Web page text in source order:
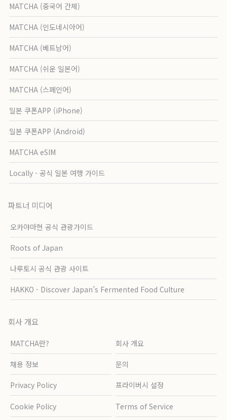
MATCHA (중국어 간체)
MATCHA (인도네시아어)
MATCHA (베트남어)
MATCHA (쉬운 일본어)
MATCHA (스페인어)
일본 쿠폰APP (iPhone)
일본 쿠폰APP (Android)
MATCHA eSIM
Locally - 공식 일본 여행 가이드
파트너 미디어
오카야마현 공식 관광가이드
Roots of Japan
나루토시 공식 관광 사이트
HAKKO - Discover Japan’s Fermented Food Culture
회사 개요
MATCHA란? 회사 개요
채용 정보 문의
Privacy Policy 프라이버시 설정
Cookie Policy Terms of Service